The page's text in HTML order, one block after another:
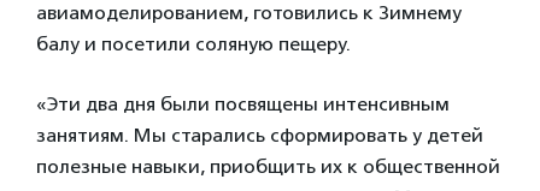
авиамоделированием, готовились к Зимнему
балу и посетили соляную пещеру.
«Эти два дня были посвящены интенсивным
занятиям. Мы старались сформировать у детей
полезные навыки, приобщить их к общественной